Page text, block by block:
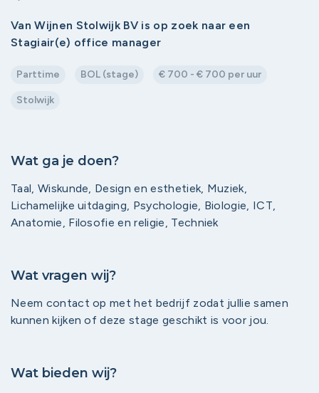
Van Wijnen Stolwijk BV is op zoek naar een
Stagiair(e) office manager
Parttime BOL (stage) € 700 - € 700 per uur
Stolwijk
Wat ga je doen?
Taal, Wiskunde, Design en esthetiek, Muziek,
Lichamelijke uitdaging, Psychologie, Biologie, ICT,
Anatomie, Filosofie en religie, Techniek
Wat vragen wij?
Neem contact op met het bedrijf zodat jullie samen
kunnen kijken of deze stage geschikt is voor jou.
Wat bieden wij?